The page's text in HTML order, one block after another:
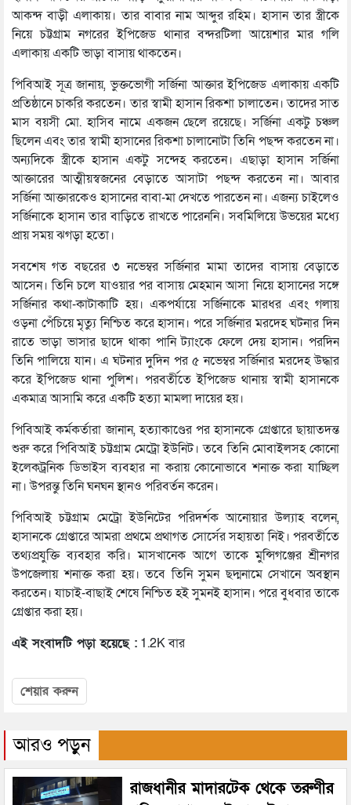
আকন্দ বাড়ী এলাকায়। তার বাবার নাম আব্দুর রহিম। হাসান তার স্ত্রীকে
নিয়ে চট্টগ্রাম নগরের ইপিজেড থানার বন্দরটিলা আয়েশার মার গলি
এলাকায় একটি ভাড়া বাসায় থাকতেন।
পিবিআই সূত্র জানায়, ভুক্তভোগী সর্জিনা আক্তার ইপিজেড এলাকায় একটি
প্রতিষ্ঠানে চাকরি করতেন। তার স্বামী হাসান রিকশা চালাতেন। তাদের সাত
মাস বয়সী মো. হাসিব নামে একজন ছেলে রয়েছে। সর্জিনা একটু চঞ্চল
ছিলেন এবং তার স্বামী হাসানের রিকশা চালানোটা তিনি পছন্দ করতেন না।
অন্যদিকে স্ত্রীকে হাসান একটু সন্দেহ করতেন। এছাড়া হাসান সর্জিনা
আক্তারের আত্মীয়স্বজনের বেড়াতে আসাটা পছন্দ করতেন না। আবার
সর্জিনা আক্তারকেও হাসানের বাবা-মা দেখতে পারতেন না। এজন্য চাইলেও
সর্জিনাকে হাসান তার বাড়িতে রাখতে পারেননি। সবমিলিয়ে উভয়ের মধ্যে
প্রায় সময় ঝগড়া হতো।
সবশেষ গত বছরের ৩ নভেম্বর সর্জিনার মামা তাদের বাসায় বেড়াতে
আসেন। তিনি চলে যাওয়ার পর বাসায় মেহমান আসা নিয়ে হাসানের সঙ্গে
সর্জিনার কথা-কাটাকাটি হয়। একপর্যায়ে সর্জিনাকে মারধর এবং গলায়
ওড়না পেঁচিয়ে মৃত্যু নিশ্চিত করে হাসান। পরে সর্জিনার মরদেহ ঘটনার দিন
রাতে ভাড়া ভাসার ছাদে থাকা পানি ট্যাংকে ফেলে দেয় হাসান। পরদিন
তিনি পালিয়ে যান। এ ঘটনার দুদিন পর ৫ নভেম্বর সর্জিনার মরদেহ উদ্ধার
করে ইপিজেড থানা পুলিশ। পরবর্তীতে ইপিজেড থানায় স্বামী হাসানকে
একমাত্র আসামি করে একটি হত্যা মামলা দায়ের হয়।
পিবিআই কর্মকর্তারা জানান, হত্যাকাণ্ডের পর হাসানকে গ্রেপ্তারে ছায়াতদন্ত
শুরু করে পিবিআই চট্টগ্রাম মেট্রো ইউনিট। তবে তিনি মোবাইলসহ কোনো
ইলেকট্রনিক ডিভাইস ব্যবহার না করায় কোনোভাবে শনাক্ত করা যাচ্ছিল
না। উপরন্তু তিনি ঘনঘন স্থানও পরিবর্তন করেন।
পিবিআই চট্টগ্রাম মেট্রো ইউনিটের পরিদর্শক আনোয়ার উল্যাহ বলেন,
হাসানকে গ্রেপ্তারে আমরা প্রথমে প্রথাগত সোর্সের সহায়তা নিই। পরবর্তীতে
তথ্যপ্রযুক্তি ব্যবহার করি। মাসখানেক আগে তাকে মুন্সিগঞ্জের শ্রীনগর
উপজেলায় শনাক্ত করা হয়। তবে তিনি সুমন ছদ্মনামে সেখানে অবস্থান
করতেন। যাচাই-বাছাই শেষে নিশ্চিত হই সুমনই হাসান। পরে বুধবার তাকে
গ্রেপ্তার করা হয়।
এই সংবাদটি পড়া হয়েছে : 1.2K বার
শেয়ার করুন
আরও পড়ুন
রাজধানীর মাদারটেক থেকে তরুণীর